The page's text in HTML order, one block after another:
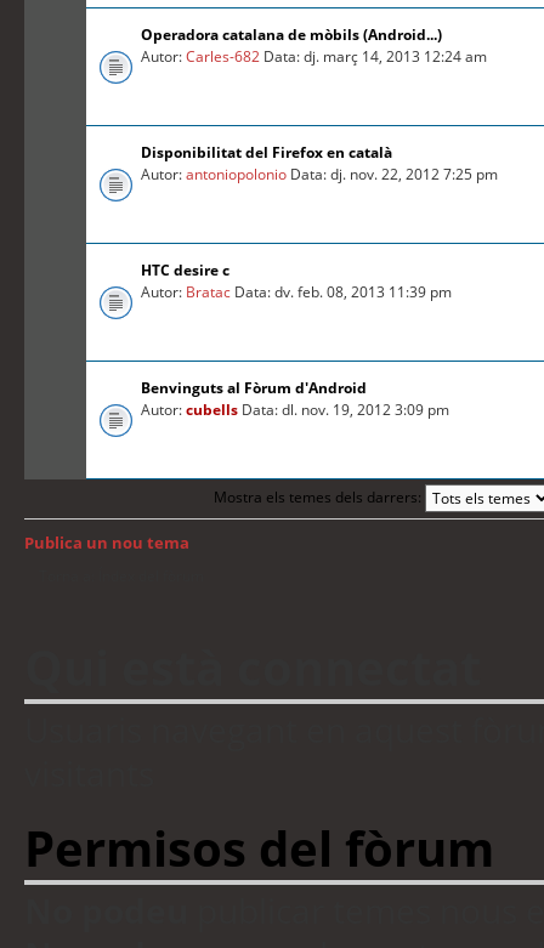
Operadora catalana de mòbils (Android...)
Autor:Carles-682 Data: dj. març 14, 2013 12:24 am
Disponibilitat del Firefox en català
Autor:antoniopolonio Data: dj. nov. 22, 2012 7:25 pm
HTC desire c
Autor: Bratac Data: dv. feb. 08, 2013 11:39 pm
Benvinguts al Fòrum d'Android
Autor:cubells Data: dl. nov. 19, 2012 3:09 pm
Mostra els temes dels darrers:
Publica un nou tema
Permisos del fòrum